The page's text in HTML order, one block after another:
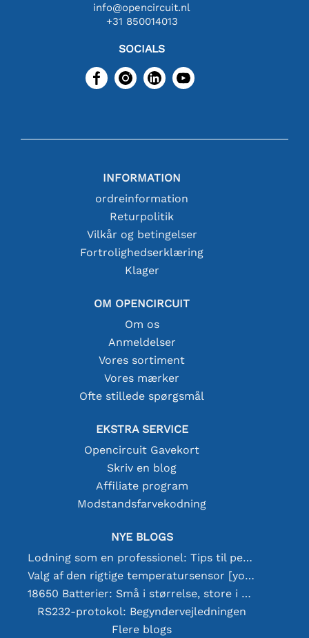
info@opencircuit.nl
+31 850014013
SOCIALS
INFORMATION
ordreinformation
Returpolitik
Vilkår og betingelser
Fortrolighedserklæring
Klager
OM OPENCIRCUIT
Om os
Anmeldelser
Vores sortiment
Vores mærker
Ofte stillede spørgsmål
EKSTRA SERVICE
Opencircuit Gavekort
Skriv en blog
Affiliate program
Modstandsfarvekodning
NYE BLOGS
Lodning som en professionel: Tips til perfekte elektroniske forbindelser
Valg af den rigtige temperatursensor [youtube]
18650 Batterier: Små i størrelse, store i ydeevne
RS232-protokol: Begyndervejledningen
Flere blogs